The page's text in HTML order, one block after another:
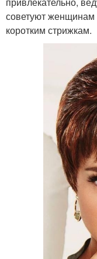
советуют женщинам
коротким стрижкам.